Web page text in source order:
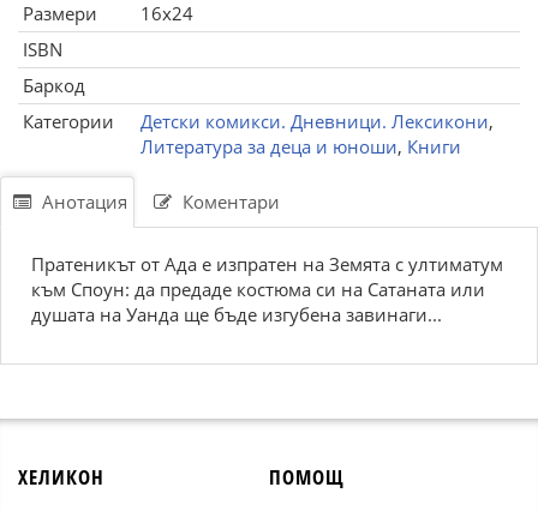
Размери
16x24
ISBN
Баркод
Категории
Детски комикси. Дневници. Лексикони,
Литература за деца и юноши, Книги
Анотация Коментари
Пратеникът от Ада е изпратен на Земята с ултиматум
към Споун: да предаде костюма си на Сатаната или
душата на Уанда ще бъде изгубена завинаги...
ХЕЛИКОН ПОМОЩ